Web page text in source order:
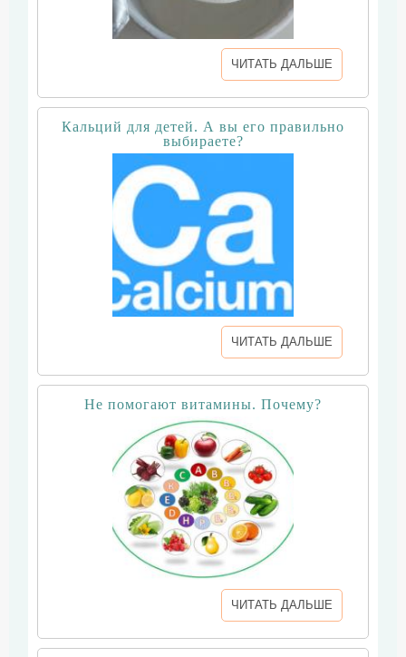
ЧИТАТЬ ДАЛЬШЕ
Кальций для детей. А вы его правильно
выбираете?
ЧИТАТЬ ДАЛЬШЕ
Не помогают витамины. Почему?
ЧИТАТЬ ДАЛЬШЕ